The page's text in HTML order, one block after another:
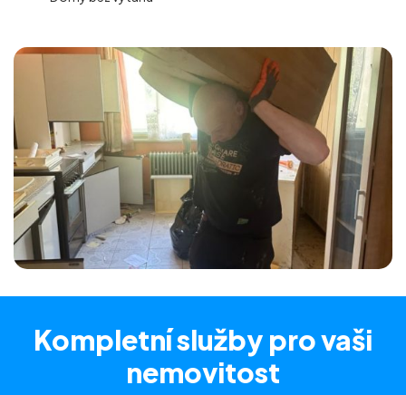
Kompletní služby pro vaši
nemovitost